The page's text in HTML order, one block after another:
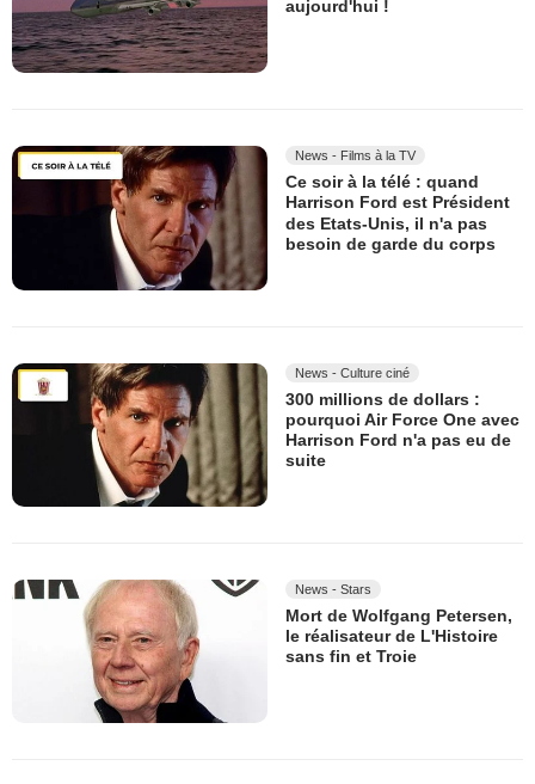
aujourd'hui !
News - Films à la TV
Ce soir à la télé : quand
Harrison Ford est Président
des Etats-Unis, il n'a pas
besoin de garde du corps
News - Culture ciné
300 millions de dollars :
pourquoi Air Force One avec
Harrison Ford n'a pas eu de
suite
News - Stars
Mort de Wolfgang Petersen,
le réalisateur de L'Histoire
sans fin et Troie